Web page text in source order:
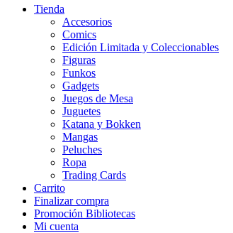
Tienda
Accesorios
Comics
Edición Limitada y Coleccionables
Figuras
Funkos
Gadgets
Juegos de Mesa
Juguetes
Katana y Bokken
Mangas
Peluches
Ropa
Trading Cards
Carrito
Finalizar compra
Promoción Bibliotecas
Mi cuenta